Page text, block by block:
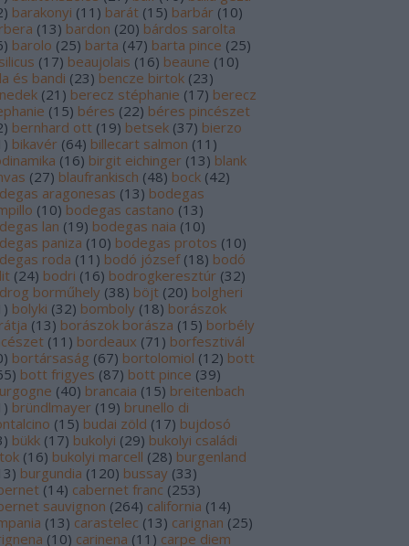
) barakonyi (11 ) barát (15) barbár (10)
(13) bardon (20) bárdos sarolta
) barolo (25) barta (47) barta pince (25)
(17) beaujolais (16) beaune (10)
és bandi (23) bencze birtok (23)
(21 ) berecz stéphanie (17) berecz
(15) béres (22) béres pincészet
) bernhard ott (19) betsek (37) bierzo
) bikavér (64) billecart salmon (11 )
(16) birgit eichinger (13) blank
(27) blaufrankisch (48) bock (42)
aragonesas (13) bodegas
(10) bodegas castano (13)
lan (19) bodegas naia (10)
paniza (10) bodegas protos (10)
roda (11 ) bodó józsef (18) bodó
(24) bodri (16) bodrogkeresztúr (32)
borműhely (38) böjt (20) bolgheri
) bolyki (32) bomboly (18) borászok
(13) borászok borásza (15) borbély
(11 ) bordeaux (71 ) borfesztivál
) bortársaság (67) bortolomiol (12) bott
) bott frigyes (87) bott pince (39)
(40) brancaia (15) breitenbach
) bründlmayer (19) brunello di
(15) budai zöld (17) bujdosó
) bükk (17) bukolyi (29) bukolyi családi
(16) bukolyi marcell (28) burgenland
) burgundia (120) bussay (33)
(14) cabernet franc (253)
sauvignon (264) california (14)
(13) carastelec (13) carignan (25)
(10) carinena (11 ) carpe diem